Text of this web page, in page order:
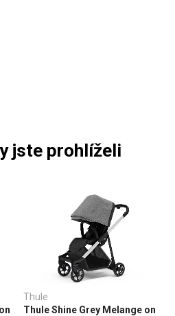
jste prohlíželi
Thule
Thule Shine Grey Melange on